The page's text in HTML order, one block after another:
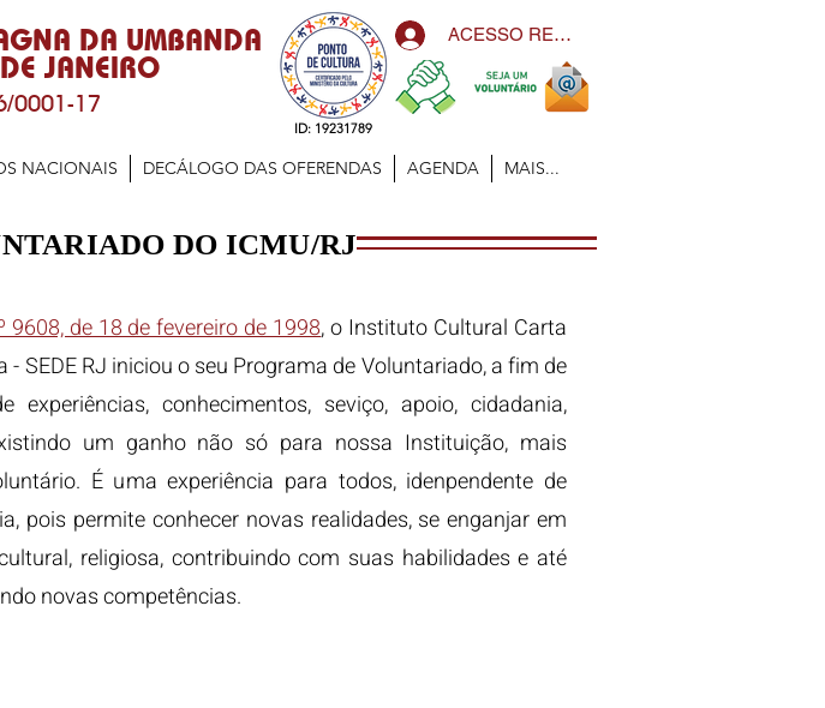
ACESSO RESTRITO
DA UMBANDA
JANEIRO
0001-17
ID: 19231789
NACIONAIS DECÁLOGO DAS OFERENDAS AGENDA MAIS...
DO ICMU/RJ
9608, de 18 de fevereiro de 1998, o Instituto Cultural Carta
SEDE RJ iniciou o seu Programa de Voluntariado, a fim de
experiências, conhecimentos, seviço, apoio, cidadania,
um ganho não só para nossa Instituição, mais
É uma experiência para todos, idenpendente de
pois permite conhecer novas realidades, se enganjar em
religiosa, contribuindo com suas habilidades e até
novas competências.